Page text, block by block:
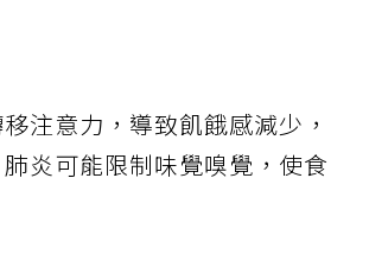
注意力，導致飢餓感減少，
炎可能限制味覺嗅覺，使食